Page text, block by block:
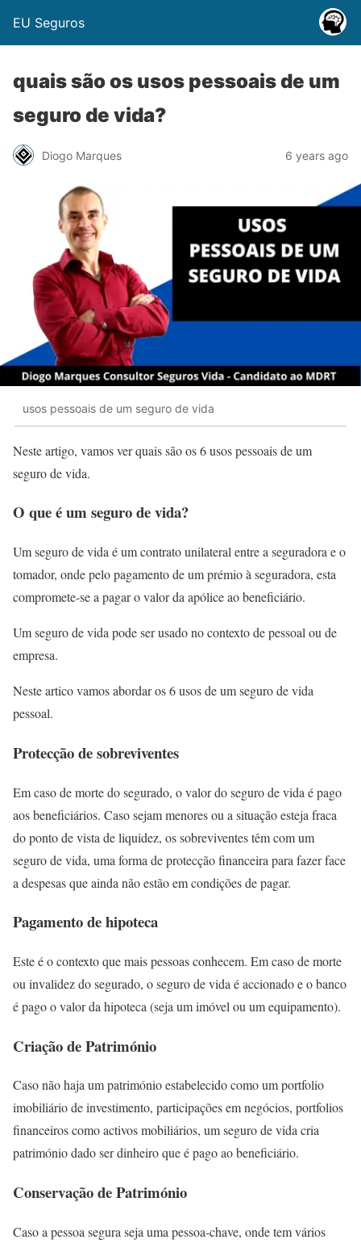
EU Seguros
quais são os usos pessoais de um
seguro de vida?
Diogo Marques 6 years ago
usos pessoais de um seguro de vida
Neste artigo, vamos ver quais são os 6 usos pessoais de um
seguro de vida.
O que é um seguro de vida?
Um seguro de vida é um contrato unilateral entre a seguradora e o
tomador, onde pelo pagamento de um prémio à seguradora, esta
compromete-se a pagar o valor da apólice ao beneficiário.
Um seguro de vida pode ser usado no contexto de pessoal ou de
empresa.
Neste artico vamos abordar os 6 usos de um seguro de vida
pessoal.
Protecção de sobreviventes
Em caso de morte do segurado, o valor do seguro de vida é pago
aos beneficiários. Caso sejam menores ou a situação esteja fraca
do ponto de vista de liquidez, os sobreviventes têm com um
seguro de vida, uma forma de protecção financeira para fazer face
a despesas que ainda não estão em condições de pagar.
Pagamento de hipoteca
Este é o contexto que mais pessoas conhecem. Em caso de morte
ou invalidez do segurado, o seguro de vida é accionado e o banco
é pago o valor da hipoteca (seja um imóvel ou um equipamento).
Criação de Património
Caso não haja um património estabelecido como um portfolio
imobiliário de investimento, participações em negócios, portfolios
financeiros como activos mobiliários, um seguro de vida cria
património dado ser dinheiro que é pago ao beneficiário.
Conservação de Património
Caso a pessoa segura seja uma pessoa-chave, onde tem vários